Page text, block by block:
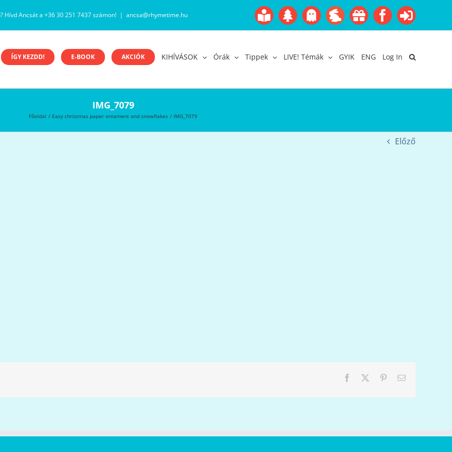
Hívd Ancsát a +36 30 251 7437 számon! | ancsa@rhymetime.hu
Boofairy
Gyerekangol
AdventHalloween
EasterAkcióFacebook
Login
ÍGY KEZDD! E-BOOK AKCIÓK KIHÍVÁSOK Órák Tippek LIVE! Témák GYIK ENG Log In
IMG_7079
Főoldal Easy christmas paper ornament and snowflakes IMG_7079
Előző
Facebook PinterestEmail: